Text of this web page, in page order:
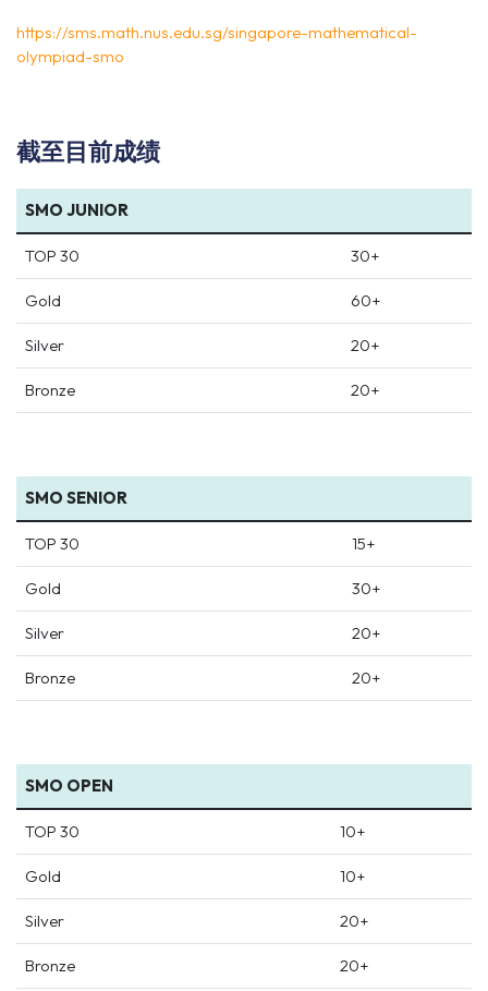
https://sms.math.nus.edu.sg/singapore-mathematical-
olympiad-smo
截至目前成绩
SMO JUNIOR
TOP 30 30+
Gold 60+
Silver 20+
Bronze 20+
SMO SENIOR
TOP 30 15+
Gold 30+
Silver 20+
Bronze 20+
SMO OPEN
TOP 30 10+
Gold 10+
Silver 20+
Bronze 20+